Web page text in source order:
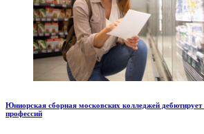
Юниорская сборная московских колледжей
профессий